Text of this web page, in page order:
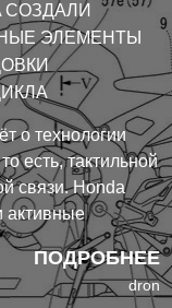
СОЗДАЛИ
ЭЛЕМЕНТЫ
ПОДРОБНЕЕ
о технологии
есть, тактильной
связи. Honda
активные
облицовки
которые
к
dron